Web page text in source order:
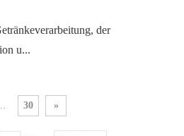
der
u...
30 »